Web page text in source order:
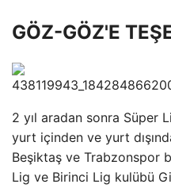
GÖZ-GÖZ'E
2 yıl aradan sonra Süper
yurt içinden ve yurt
Beşiktaş ve Trabzonspor
Lig ve Birinci Lig kulübü